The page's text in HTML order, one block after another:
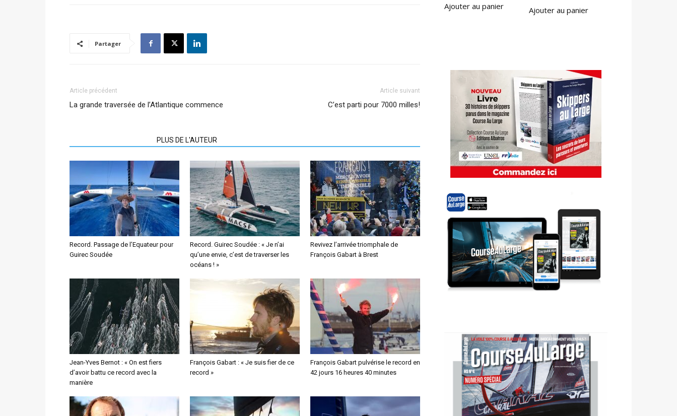
Partager
Article précédent
La grande traversée de l’Atlantique commence
Article suivant
C’est parti pour 7000 milles!
PLUS DE L'AUTEUR
Record. Passage de l’Equateur pour
Guirec Soudée
Record. Guirec Soudée : « Je n’ai
qu’une envie, c’est de traverser les
océans ! »
Revivez l’arrivée triomphale de
François Gabart à Brest
Jean-Yves Bernot : « On est fiers
d’avoir battu ce record avec la
manière
François Gabart : « Je suis fier de ce
record »
François Gabart pulvérise le record en
42 jours 16 heures 40 minutes
Ajouter au panier Ajouter au panier